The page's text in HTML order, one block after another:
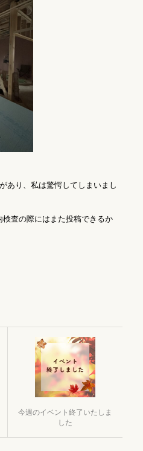
あり、私は驚愕してしまいまし
査の際にはまた投稿できるか
今週のイベント終了いたしま
した